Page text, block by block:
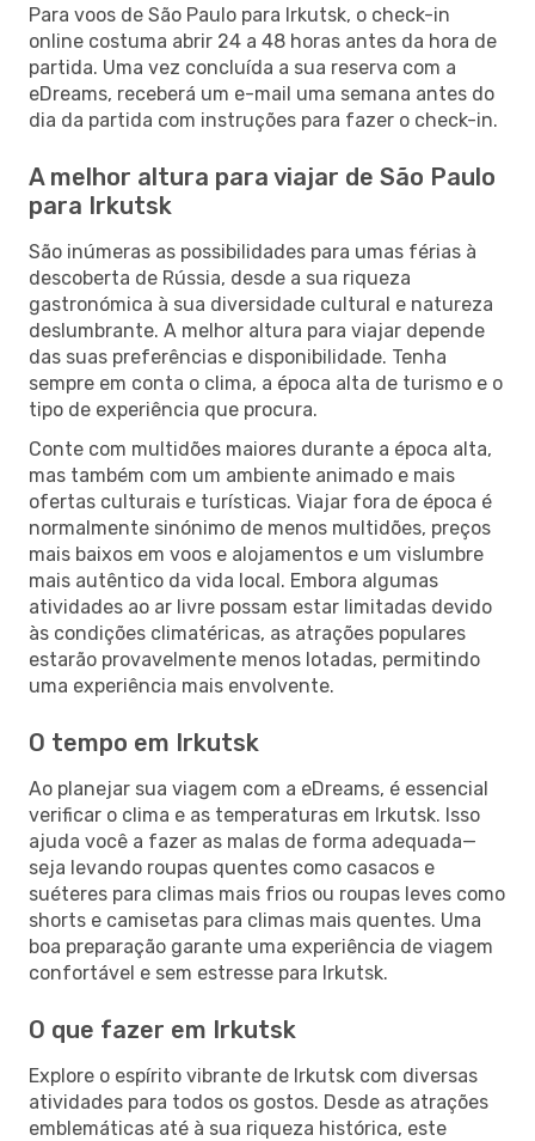
Para voos de São Paulo para Irkutsk, o check-in
online costuma abrir 24 a 48 horas antes da hora de
partida. Uma vez concluída a sua reserva com a
eDreams, receberá um e-mail uma semana antes do
dia da partida com instruções para fazer o check-in.
A melhor altura para viajar de São Paulo
para Irkutsk
São inúmeras as possibilidades para umas férias à
descoberta de Rússia, desde a sua riqueza
gastronómica à sua diversidade cultural e natureza
deslumbrante. A melhor altura para viajar depende
das suas preferências e disponibilidade. Tenha
sempre em conta o clima, a época alta de turismo e o
tipo de experiência que procura.
Conte com multidões maiores durante a época alta,
mas também com um ambiente animado e mais
ofertas culturais e turísticas. Viajar fora de época é
normalmente sinónimo de menos multidões, preços
mais baixos em voos e alojamentos e um vislumbre
mais autêntico da vida local. Embora algumas
atividades ao ar livre possam estar limitadas devido
às condições climatéricas, as atrações populares
estarão provavelmente menos lotadas, permitindo
uma experiência mais envolvente.
O tempo em Irkutsk
Ao planejar sua viagem com a eDreams, é essencial
verificar o clima e as temperaturas em Irkutsk. Isso
ajuda você a fazer as malas de forma adequada—
seja levando roupas quentes como casacos e
suéteres para climas mais frios ou roupas leves como
shorts e camisetas para climas mais quentes. Uma
boa preparação garante uma experiência de viagem
confortável e sem estresse para Irkutsk.
O que fazer em Irkutsk
Explore o espírito vibrante de Irkutsk com diversas
atividades para todos os gostos. Desde as atrações
emblemáticas até à sua riqueza histórica, este